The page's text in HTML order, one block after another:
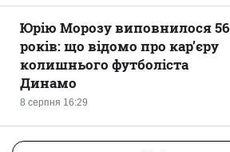
8 серпня 16:29
Юрію Морозу виповнилося 56
років: що відомо про кар’єру
колишнього футболіста
Динамо